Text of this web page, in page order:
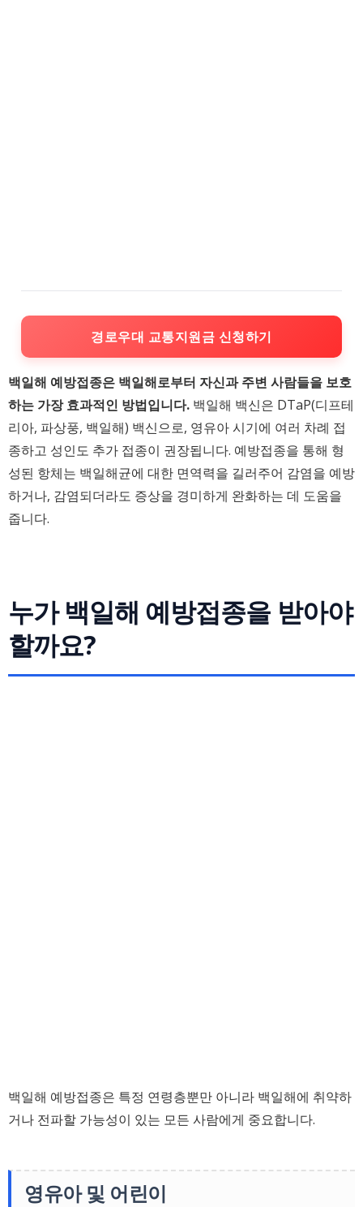
경로우대 교통지원금 신청하기
백일해 예방접종은 백일해로부터 자신과 주변 사람들을 보호
하는 가장 효과적인 방법입니다. 백일해 백신은 DTaP(디프테
리아, 파상풍, 백일해) 백신으로, 영유아 시기에 여러 차례 접
종하고 성인도 추가 접종이 권장됩니다. 예방접종을 통해 형
성된 항체는 백일해균에 대한 면역력을 길러주어 감염을 예방
하거나, 감염되더라도 증상을 경미하게 완화하는 데 도움을
줍니다.
누가 백일해 예방접종을 받아야
할까요?
백일해 예방접종은 특정 연령층뿐만 아니라 백일해에 취약하
거나 전파할 가능성이 있는 모든 사람에게 중요합니다.
영유아 및 어린이